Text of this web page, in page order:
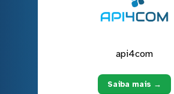
api4com
Saiba mais →